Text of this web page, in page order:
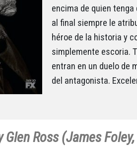
encima de quien
al final siempre le
héroe de la historia y
simplemente escoria.
entran en un duelo de
del antagonista.
Glen Ross (James